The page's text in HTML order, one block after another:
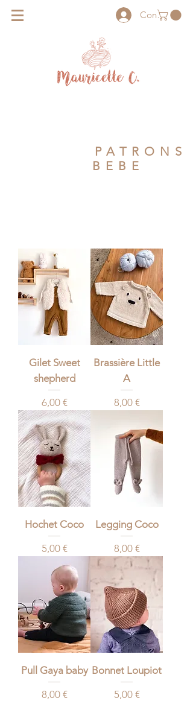
Connexion
PATRONS
BEBE
Gilet Sweet
shepherd
Prix
6,00 €
Brassière Little
A
Prix
8,00 €
Hochet Coco
Prix
5,00 €
Legging Coco
Prix
8,00 €
Pull Gaya baby
Prix
8,00 €
Bonnet Loupiot
Prix
5,00 €